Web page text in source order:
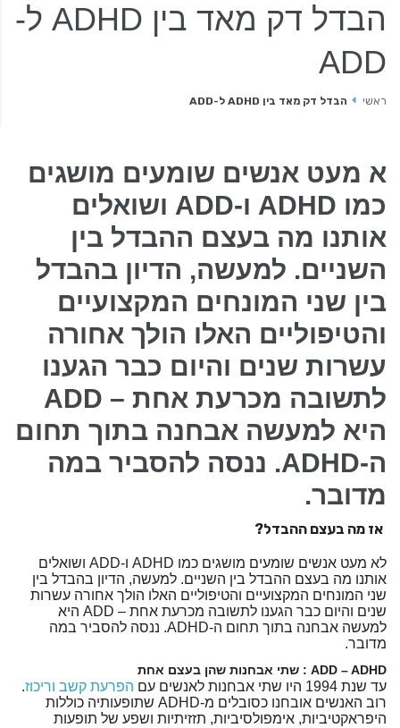
מרפאות קשר
מי זקוק לאבחון
טיפול
שאלונים
סרטונים
יצירת קשר
הבדל דק מאד בין ADHD ל-
ADD
ראשי הבדל דק מאד בין ADHD ל-ADD
א מעט אנשים שומעים מושגים
כמו ADHD ו-ADD ושואלים
אותנו מה בעצם ההבדל בין
השניים. למעשה, הדיון בהבדל
בין שני המונחים המקצועיים
והטיפוליים האלו הולך אחורה
עשרות שנים והיום כבר הגענו
לתשובה מכרעת אחת – ADD
היא למעשה אבחנה בתוך תחום
ה-ADHD. ננסה להסביר במה
מדובר.
אז מה בעצם ההבדל?
לא מעט אנשים שומעים מושגים כמו ADHD ו-ADD ושואלים
אותנו מה בעצם ההבדל בין השניים. למעשה, הדיון בהבדל בין
שני המונחים המקצועיים והטיפוליים האלו הולך אחורה עשרות
שנים והיום כבר הגענו לתשובה מכרעת אחת – ADD היא
למעשה אבחנה בתוך תחום ה-ADHD. ננסה להסביר במה
מדובר.
ADD – ADHD : שתי אבחנות שהן בעצם אחת
עד שנת 1994 היו שתי אבחנות לאנשים עם הפרעת קשב וריכוז.
רוב האנשים אובחנו כסובלים מ-ADHD שתופעותיה כוללות
היפראקטיביות, אימפולסיביות, תזזיתיות ושפע של תופעות